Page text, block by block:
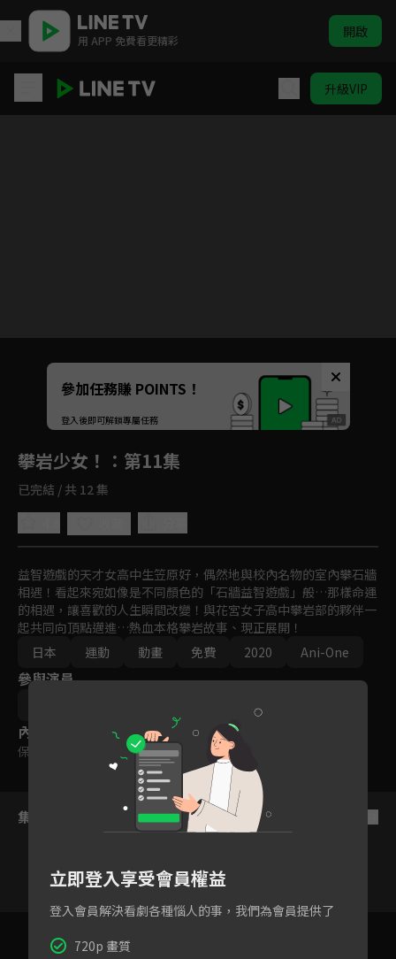
用 APP 免費看更精彩 開啟
升級VIP
Unmute
如有不便請見諒
參加任務賺 POINTS！
登入後即可解鎖專屬任務
攀岩少女！ ：第11集
已完結 / 共 12 集
益智遊戲的天才女高中生笠原好，偶然地與校內名物的室內攀石牆
相遇！看起來宛如像是不同顏色的「石牆益智遊戲」般…那樣命運
的相遇，讓喜歡的人生瞬間改變！與花宮女子高中攀岩部的夥伴一
起共同向頂點邁進…熱血本格攀岩故事、現正展開！
日本
運動 動畫 免費 2020 Ani-One
參與演員
內容標籤
保護級
集數列表
立即登入享受會員權益
登入會員解決看劇各種惱人的事，我們為會員提供了
720p 畫質